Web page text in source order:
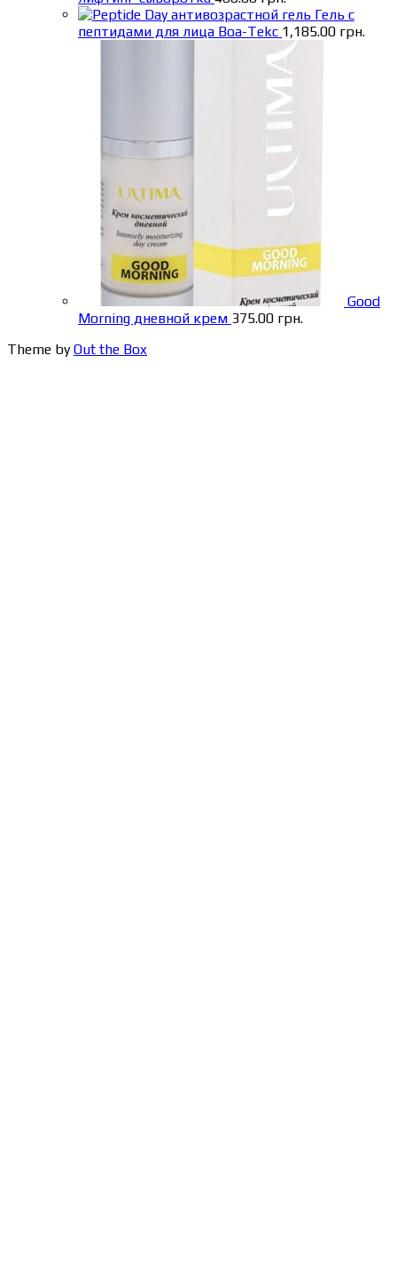
Гель с
пептидами для лица Boa-Tekc 1,185.00 грн.
Good
Morning дневной крем 375.00 грн.
Theme byOut the Box